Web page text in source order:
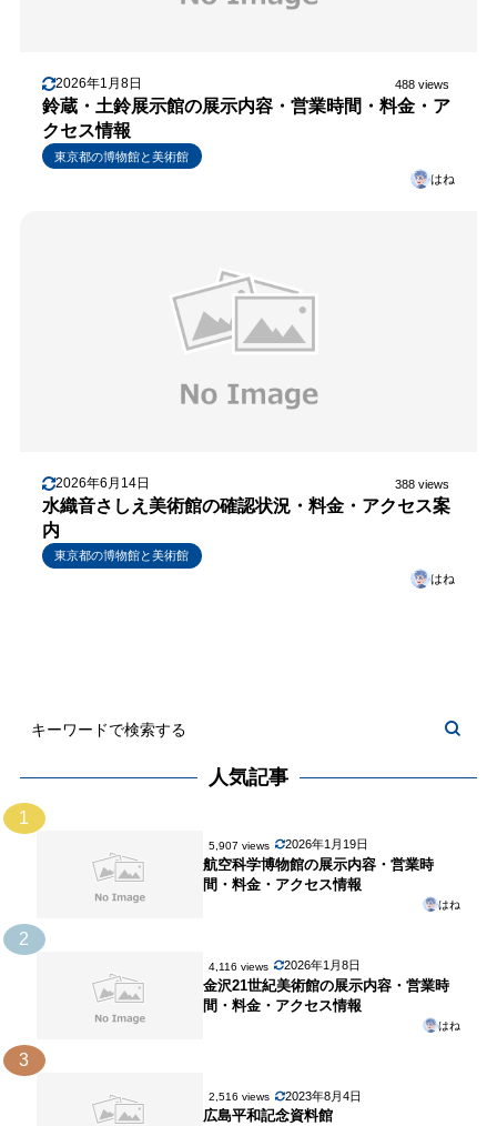
2026年1月8日 488 views
鈴蔵・土鈴展示館の展示内容・営業時間・料金・ア
クセス情報
東京都の博物館と美術館
はね
2026年6月14日 388 views
水織音さしえ美術館の確認状況・料金・アクセス案
内
東京都の博物館と美術館
はね
人気記事
1
5,907 views 2026年1月19日
航空科学博物館の展示内容・営業時
間・料金・アクセス情報
はね
2
4,116 views 2026年1月8日
金沢21世紀美術館の展示内容・営業時
間・料金・アクセス情報
はね
3
2,516 views 2023年8月4日
広島平和記念資料館